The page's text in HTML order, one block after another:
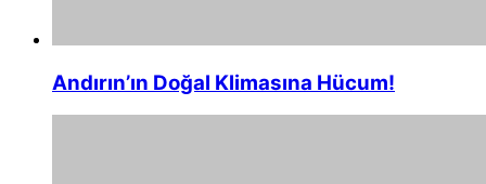
Andırın’ın Doğal Klimasına Hücum!